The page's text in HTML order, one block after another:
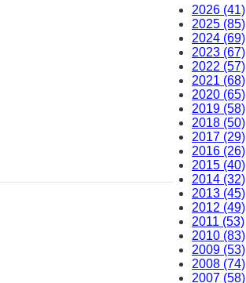
2026 (41)
2025 (85)
2024 (69)
2023 (67)
2022 (57)
2021 (68)
2020 (65)
2019 (58)
2018 (50)
2017 (29)
2016 (26)
2015 (40)
2014 (32)
2013 (45)
2012 (49)
2011 (53)
2010 (83)
2009 (53)
2008 (74)
2007 (58)